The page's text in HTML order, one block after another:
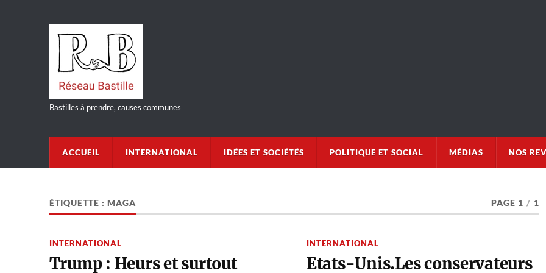
Bastilles à prendre, causes communes
ACCUEIL INTERNATIONAL IDÉES ET SOCIÉTÉS POLITIQUE ET SOCIAL MÉDIAS NOS
ÉTIQUETTE : MAGA PAGE 1 / 1
INTERNATIONAL
Trump : Heurs et surtout
INTERNATIONAL
Etats-Unis.Les conservateurs